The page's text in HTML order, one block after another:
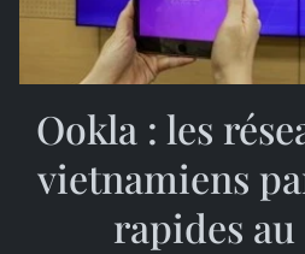
Ookla : les
vietnamiens
rapides